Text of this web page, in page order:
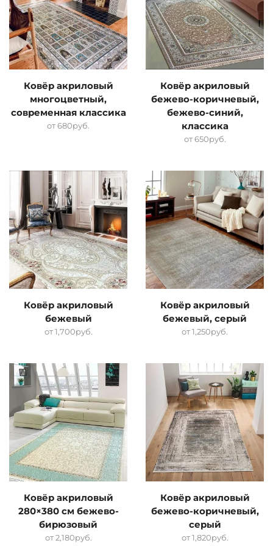
Ковёр акриловый
многоцветный,
современная классика
от680руб.
Ковёр акриловый
бежево-коричневый,
бежево-синий,
классика
от650руб.
Ковёр акриловый
бежевый
от1,700руб.
Ковёр акриловый
бежевый, серый
от1,250руб.
Ковёр акриловый
280×380 см бежево-
бирюзовый
от2,180руб.
Ковёр акриловый
бежево-коричневый,
серый
от1,820руб.